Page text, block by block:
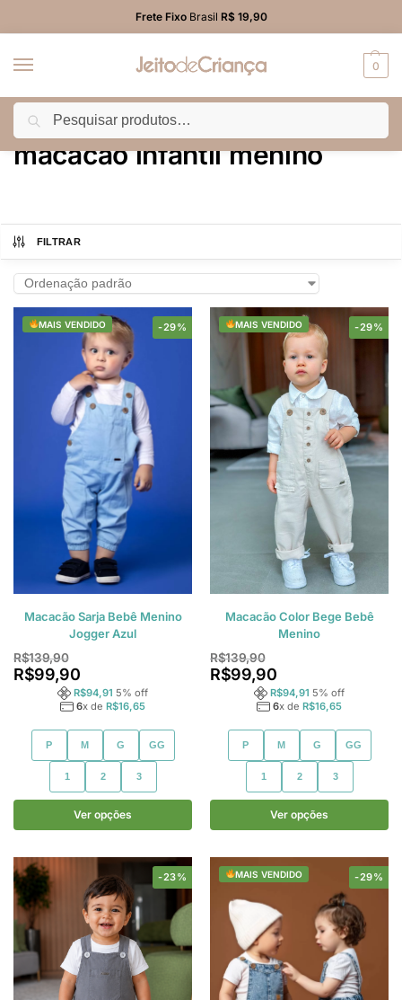
Frete FixoBrasil R$ 19,90
0
Início Produtos marcados com a tag “macacão infantil menino”
macacão infantil menino
FILTRAR
-29%
MAIS VENDIDO
Macacão Sarja Bebê Menino
Jogger Azul
R$139,90
R$99,90
R$94,91 5% off
6x de R$16,65
P M G GG
1 2 3
Ver opções
-29%
MAIS VENDIDO
Macacão Color Bege Bebê
Menino
R$139,90
R$99,90
R$94,91 5% off
6x de R$16,65
P M G GG
1 2 3
Ver opções
-23% -29%
MAIS VENDIDO